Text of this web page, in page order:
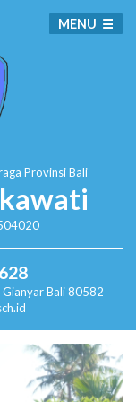
Provinsi Bali
Gianyar Bali 80582
MENU